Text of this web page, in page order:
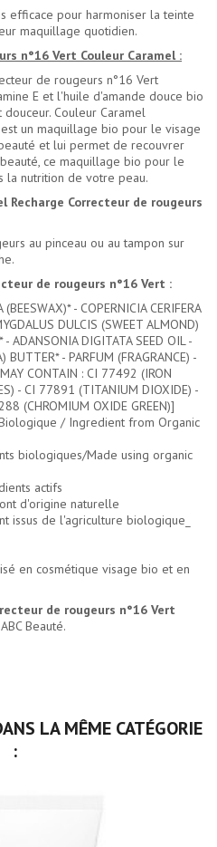
efficace pour harmoniser la teinte
maquillage quotidien.
n°16 Vert Couleur Caramel :
de rougeurs n°16 Vert
E et l'huile d'amande douce bio
Couleur Caramel
un maquillage bio pour le visage
et lui permet de recouvrer
ce maquillage bio pour le
la nutrition de votre peau.
Recharge Correcteur de rougeurs
au pinceau ou au tampon sur
de rougeurs n°16 Vert :
(BEESWAX)* - COPERNICIA CERIFERA
DULCIS (SWEET ALMOND)
- ADANSONIA DIGITATA SEED OIL -
BUTTER* - PARFUM (FRAGRANCE) -
CONTAIN : CI 77492 (IRON
- CI 77891 (TITANIUM DIOXIDE) -
(CHROMIUM OXIDE GREEN)]
/ Ingredient from Organic
biologiques/Made using organic
actifs
d'origine naturelle
issus de l'agriculture biologique_
en cosmétique visage bio et en
de rougeurs n°16 Vert
Beauté.
LA MÊME CATÉGORIE
: